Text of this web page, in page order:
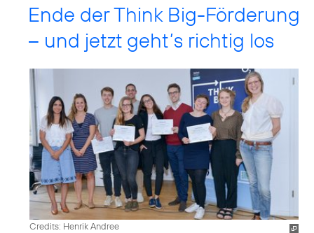
Ende der Think Big-Förderung
– und jetzt geht’s richtig los
Credits: Henrik Andree